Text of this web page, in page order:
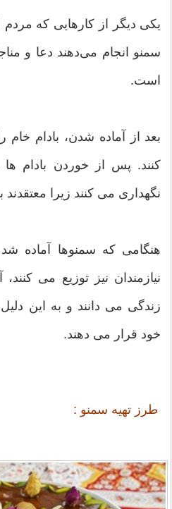
یکی دیگر از کارهایی که
سمنو انجام می‌دهند دعا و
است.
بعد از آماده شدن، بادام
کنند. پس از خوردن بادام
نگهداری می کنند زیرا
هنگامی که سمنوها آماده شد
نیازمندان نیز توزیع می
زندگی می دانند و به این
خود قرار می دهند.
طرز تهیه سمنو :